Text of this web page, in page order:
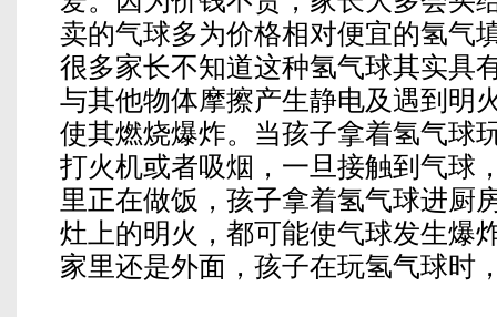
卖的气球多为价格相对便宜的氢气
很多家长不知道这种氢气球其实具
与其他物体摩擦产生静电及遇到明
使其燃烧爆炸。当孩子拿着氢气球
打火机或者吸烟，一旦接触到气球
里正在做饭，孩子拿着氢气球进厨
灶上的明火，都可能使气球发生爆
家里还是外面，孩子在玩氢气球时